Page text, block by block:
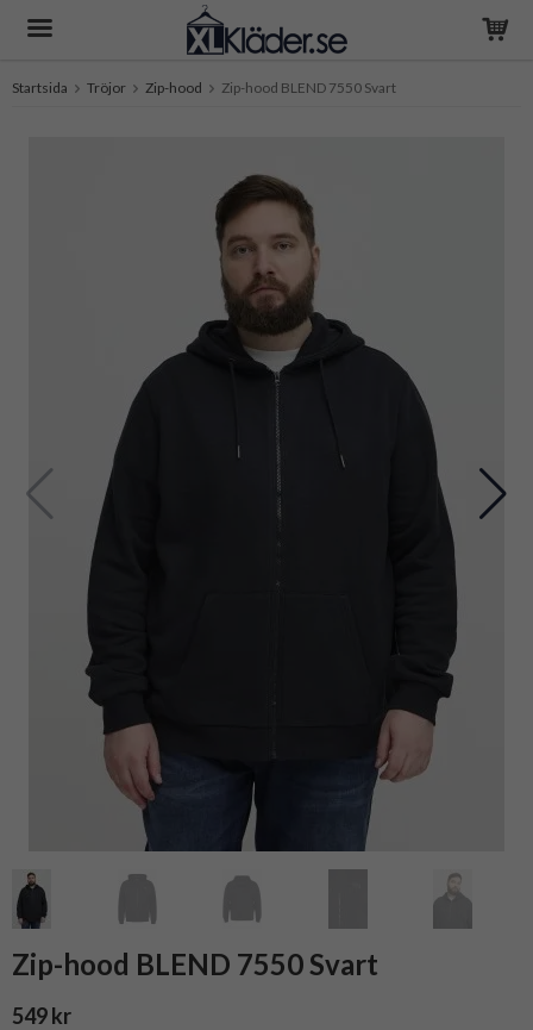
Startsida Tröjor Zip-hood Zip-hood BLEND 7550 Svart
Zip-hood BLEND 7550 Svart
549 kr